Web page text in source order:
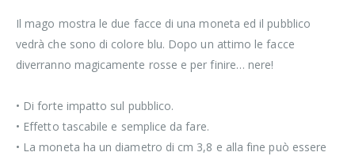
Il mago mostra le due facce di una moneta ed il pubblico
vedrà che sono di colore blu. Dopo un attimo le facce
diverranno magicamente rosse e per finire… nere!
• Di forte impatto sul pubblico.
• Effetto tascabile e semplice da fare.
• La moneta ha un diametro di cm 3,8 e alla fine può essere